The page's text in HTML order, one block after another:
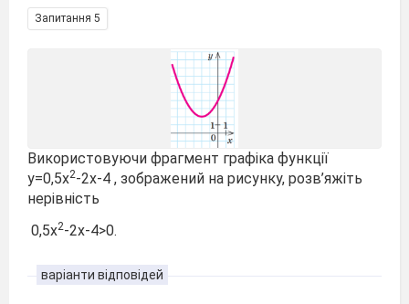
Запитання 5
Використовуючи фрагмент графіка функції
у=0,5х2-2х-4 , зображений на рисунку, розв’яжіть
нерівність
0,5х2-2х-4>0.
варіанти відповідей